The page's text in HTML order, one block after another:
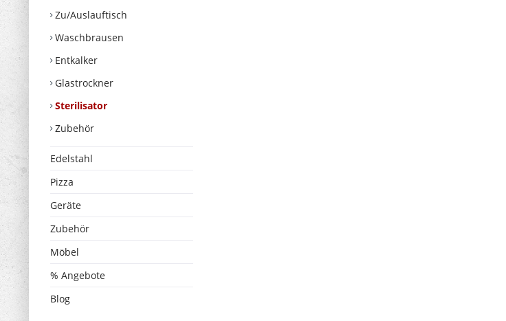
Zu/Auslauftisch
Waschbrausen
Entkalker
Glastrockner
Sterilisator
Zubehör
Edelstahl
Pizza
Geräte
Zubehör
Möbel
% Angebote
Blog